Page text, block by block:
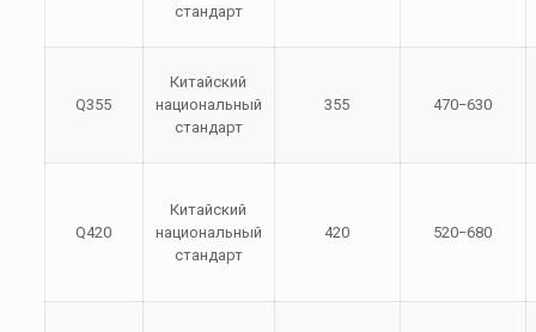
стандарт
Q355
Китайский
национальный
стандарт
355 470−630
Q420
Китайский
национальный
стандарт
420 520−680